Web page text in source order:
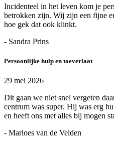
Incidenteel in het leven kom je
betrokken zijn. Wij zijn een fijne
hoe gek dat ook klinkt.
- Sandra Prins
Persoonlijke hulp en toeverlaat
29 mei 2026
Dit gaan we niet snel vergeten
centrum was super. Hij was erg
en heeft ons met alles bij mogen
- Marloes van de Velden